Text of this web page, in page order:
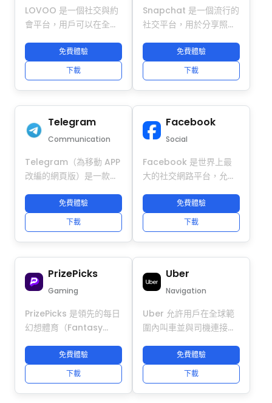
LOVOO 是一個社交與約
會平台，用戶可以在全球
新朋友。使用 DuoPlus
雲手機，你可以安全管理
多個 LOVOO 帳號，每個
帳號運行於完全隔離的虛
擬環境。每個帳號具備唯
一設備指紋、專屬 IP 和獨
立系統資料，有效防止帳
險。輕鬆擴展、自動化操
作並管理多個 LOVOO 帳
號，同時維護帳號安全與
免費體驗
下載
Snapchat 是一個流行的
社交平台，用於分享照
DuoPlus 雲手機，你可以
安全管理多個 Snapchat
帳號，避免帳號衝突，並
執行自動化活動。這幫助
個人用戶和企業高效管理
多個帳號，同時保持匿名
和安全。
免費體驗
下載
Telegram
Communication
Telegram（為移動 APP
改編的網頁版）是一款專
即時通訊工具。它支持文
本聊天、高清語音/視訊
通話（最多30人）、大檔
案傳輸（最大2GB）、頻
道（無限訂閱者）和超級
群組（最多20萬人）。核
心優勢包括“端到端加密的
圖）、“雲同步”（跨設備
即時消息同步）和“開放
API”（支持自定義機器人
和外掛）。無廣告，在重
視隱私保護的用戶中廣泛
使用，全球月活躍用 …
免費體驗
下載
Facebook
Social
Facebook 是世界上最
大的社交網路平台，允許
動態、加入群組和關注公
共主頁。其功能包括文
本/圖像/視頻分享、直
播、Marketplace（二
手交易）和活動組織。它
通過“好友請求”建立社交
圈；企業和公眾人物可以
動，並且它內置了即時消
息工具“Messenger”。
作為一個集社交、資訊和
商業功能於一體的平台，
它在全球擁有超過 30 億
的月活躍用戶。
免費體驗
下載
PrizePicks
Gaming
PrizePicks 是領先的每日
幻想體育（Fantasy
以對不同體育項目中運動
員的表現進行預測。透過
DuoPlus 雲手機，您可以
在完全隔離的雲端環境中
免費體驗
下載
Uber
Navigation
Uber 允許用戶在全球範
圍內叫車並與司機連接。
您可以同時安全管理多個
Uber 帳號，且每個帳號
都運行在完全隔離的環境
中。每個帳號擁有獨立的
免費體驗
下載